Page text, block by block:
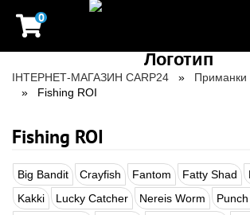
0
ІНТЕРНЕТ-МАГАЗИН CARP24 Приманки
Fishing ROI
Fishing ROI
Big Bandit Crayfish Fantom Fatty Shad
Kakki
Lucky Catcher Nereis Worm